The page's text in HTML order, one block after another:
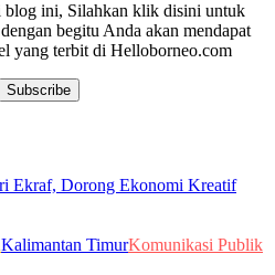
ini, Silahkan klik disini untuk
begitu Anda akan mendapat
yang terbit di Helloborneo.com
Kalimantan TimurKomunikasi Publik